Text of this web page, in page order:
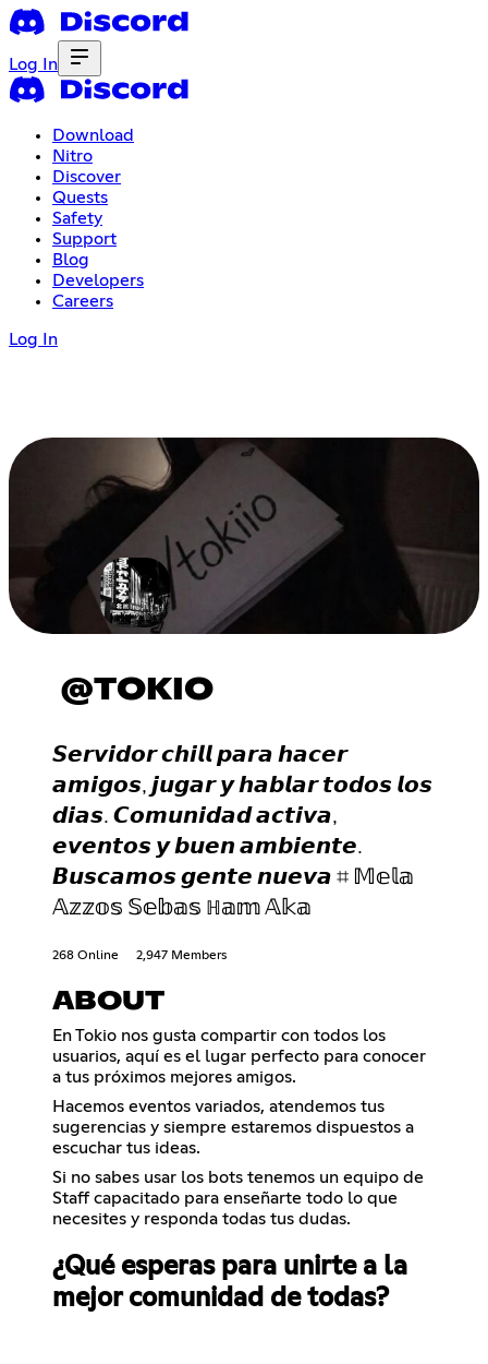
Log In
Download
Nitro
Discover
Quests
Safety
Support
Blog
Developers
Careers
Log In
@TOKIO
𝙎𝙚𝙧𝙫𝙞𝙙𝙤𝙧 𝙘𝙝𝙞𝙡𝙡 𝙥𝙖𝙧𝙖 𝙝𝙖𝙘𝙚𝙧
𝙖𝙢𝙞𝙜𝙤𝙨, 𝙟𝙪𝙜𝙖𝙧 𝙮 𝙝𝙖𝙗𝙡𝙖𝙧 𝙩𝙤𝙙𝙤𝙨 𝙡𝙤𝙨
𝙙𝙞𝙖𝙨. 𝘾𝙤𝙢𝙪𝙣𝙞𝙙𝙖𝙙 𝙖𝙘𝙩𝙞𝙫𝙖,
𝙚𝙫𝙚𝙣𝙩𝙤𝙨 𝙮 𝙗𝙪𝙚𝙣 𝙖𝙢𝙗𝙞𝙚𝙣𝙩𝙚.
𝘽𝙪𝙨𝙘𝙖𝙢𝙤𝙨 𝙜𝙚𝙣𝙩𝙚 𝙣𝙪𝙚𝙫𝙖 ⌗ 𝕄𝕖𝕝𝕒
𝔸𝕫𝕫𝕠𝕤 𝕊𝕖𝕓𝕒𝕤 ℍ𝕒𝕞 𝔸𝕜𝕒
268 Online 2,947 Members
ABOUT
En Tokio nos gusta compartir con todos los
usuarios, aquí es el lugar perfecto para conocer
a tus próximos mejores amigos.
Hacemos eventos variados, atendemos tus
sugerencias y siempre estaremos dispuestos a
escuchar tus ideas.
Si no sabes usar los bots tenemos un equipo de
Staff capacitado para enseñarte todo lo que
necesites y responda todas tus dudas.
¿Qué esperas para unirte a la
mejor comunidad de todas?